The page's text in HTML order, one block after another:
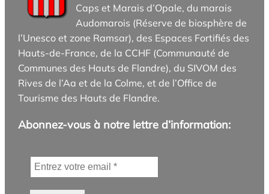
Caps et Marais d’Opale, du marais
Audomarois (Réserve de biosphère de
l’Unesco et zone Ramsar), des Espaces Fortifiés des
Hauts-de-France, de la CCHF (Communauté de
Communes des Hauts de Flandre), du SIVOM des
Rives de l’Aa et de la Colme, et de l’Office de
Tourisme des Hauts de Flandre.
Abonnez-vous à notre lettre d’information: